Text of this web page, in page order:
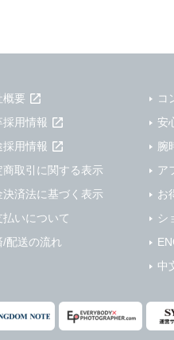
概要
採用情報
採用情報
商取引に関する表示
決済法に基づく表示
払いについて
/配送の流れ
コ
安
腕
ア
お
シ
中